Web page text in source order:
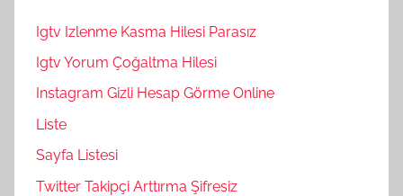
Igtv Izlenme Kasma Hilesi Parasız
Igtv Yorum Çoğaltma Hilesi
Instagram Gizli Hesap Görme Online
Liste
Sayfa Listesi
Twitter Takipçi Arttırma Şifresiz